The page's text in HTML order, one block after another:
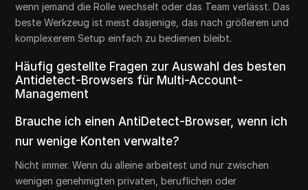
wenn jemand die Rolle wechselt oder das Team verlässt. Das
beste Werkzeug ist meist dasjenige, das nach größerem und
komplexerem Setup einfach zu bedienen bleibt.
Häufig gestellte Fragen zur Auswahl des besten
Antidetect-Browsers für Multi-Account-
Management
Brauche ich einen AntiDetect-Browser, wenn ich
nur wenige Konten verwalte?
Nicht immer. Wenn du alleine arbeitest und nur zwischen
wenigen genehmigten privaten, beruflichen oder